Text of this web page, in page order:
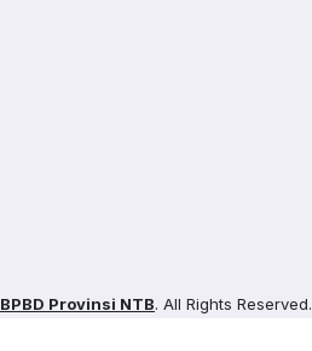
BPBD Provinsi NTB. All Rights Reserved.